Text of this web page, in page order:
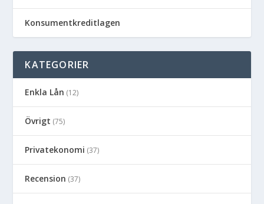
Konsumentkreditlagen
KATEGORIER
Enkla Lån (12)
Övrigt (75)
Privatekonomi (37)
Recension (37)